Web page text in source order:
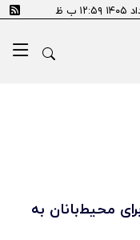
محیط‌بانان به